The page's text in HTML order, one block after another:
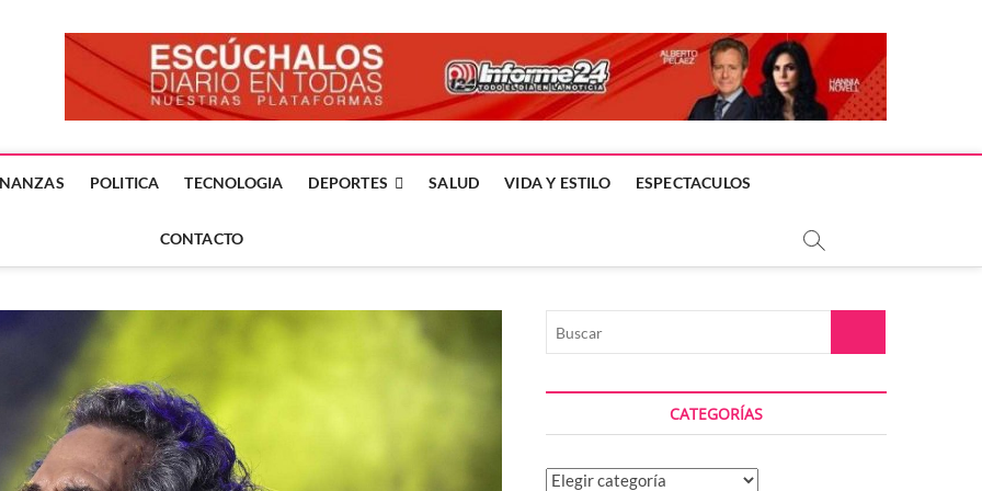
DÍA EN LA NOTICIA
POLITICA TECNOLOGIA DEPORTES SALUD VIDA Y ESTILO ESPECTACULOS
CONTACTO
CATEGORÍAS
Categorías